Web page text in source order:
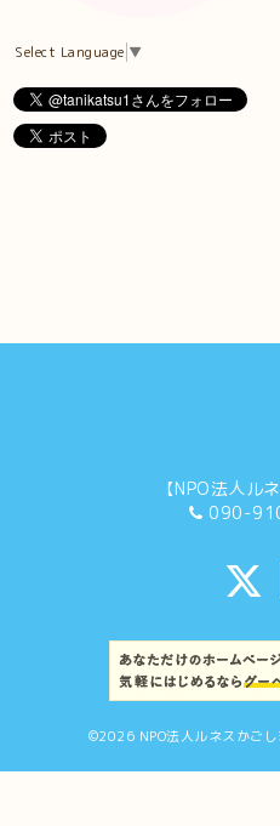
Select Language ▼
【NPO法人ル
090-
©2026 NPO法人ルネスかごし